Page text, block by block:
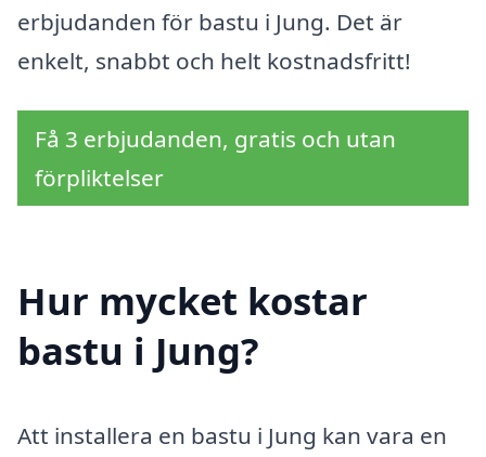
erbjudanden för bastu i Jung. Det är
enkelt, snabbt och helt kostnadsfritt!
Få 3 erbjudanden, gratis och utan
förpliktelser
Hur mycket kostar
bastu i Jung?
Att installera en bastu i Jung kan vara en